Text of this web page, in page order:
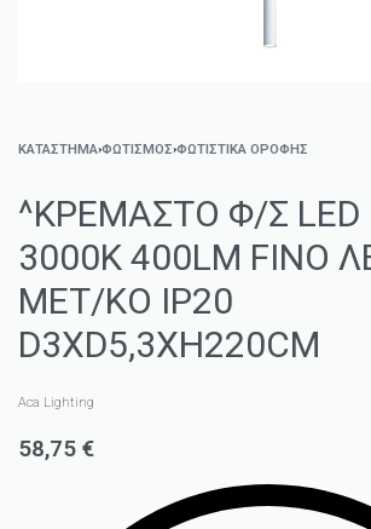
ΚΑΤΑΣΤΗΜΑ›ΦΩΤΙΣΜΌΣ›ΦΩΤΙΣΤΙΚΆ ΟΡΟΦΉΣ
^ΚΡΕΜΑΣΤΟ Φ/Σ LED
3000K 400LM FINO
ΜΕΤ/ΚΟ IP20
D3XD5,3XH220CM
Aca Lighting
58,75 €